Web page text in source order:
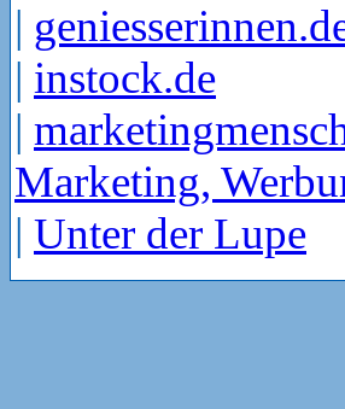
|
| instock.de
|
Marketing,
| Unter der Lupe